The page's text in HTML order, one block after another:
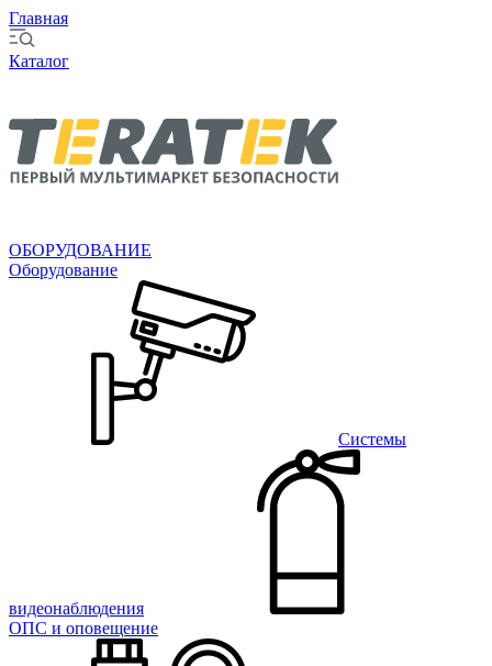
Главная
Каталог
ОБОРУДОВАНИЕ
Оборудование
Системы
видеонаблюдения
ОПС и оповещение